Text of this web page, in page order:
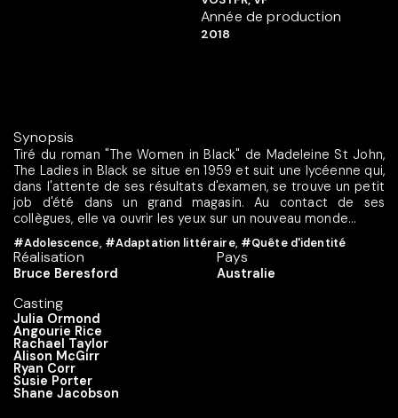
Année de production
2018
Synopsis
Tiré du roman "The Women in Black" de Madeleine St John,
The Ladies in Black se situe en 1959 et suit une lycéenne qui,
dans l'attente de ses résultats d'examen, se trouve un petit
job d'été dans un grand magasin. Au contact de ses
collègues, elle va ouvrir les yeux sur un nouveau monde...
#Adolescence, #Adaptation littéraire, #Quête d'identité
Réalisation
Bruce Beresford
Casting
Julia Ormond
Angourie Rice
Rachael Taylor
Alison McGirr
Ryan Corr
Susie Porter
Shane Jacobson
Pays
Australie